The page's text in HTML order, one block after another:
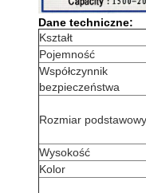
Dane techniczne:
Kształt
Pojemność
Współczynnik
bezpieczeństwa
Rozmiar podstawowy
Wysokość
Kolor